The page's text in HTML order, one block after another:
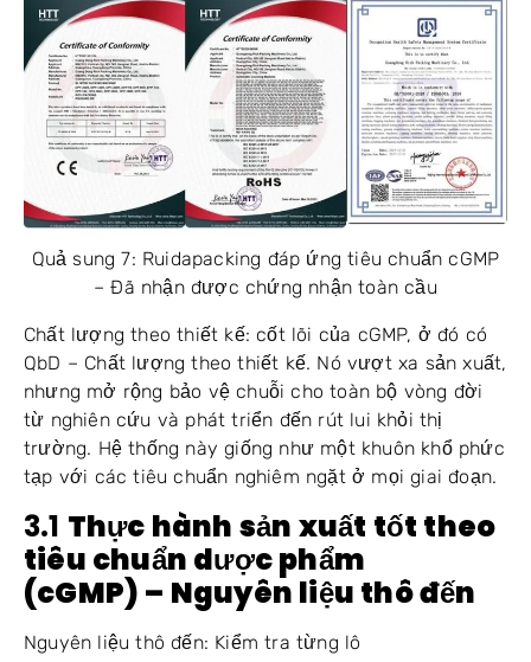
Quả sung 7: Ruidapacking đáp ứng tiêu chuẩn cGMP
– Đã nhận được chứng nhận toàn cầu
Chất lượng theo thiết kế: cốt lõi của cGMP, ở đó có
QbD – Chất lượng theo thiết kế. Nó vượt xa sản xuất,
nhưng mở rộng bảo vệ chuỗi cho toàn bộ vòng đời
từ nghiên cứu và phát triển đến rút lui khỏi thị
trường. Hệ thống này giống như một khuôn khổ phức
tạp với các tiêu chuẩn nghiêm ngặt ở mọi giai đoạn.
3.1 Thực hành sản xuất tốt theo
tiêu chuẩn dược phẩm
(cGMP) – Nguyên liệu thô đến
Nguyên liệu thô đến: Kiểm tra từng lô